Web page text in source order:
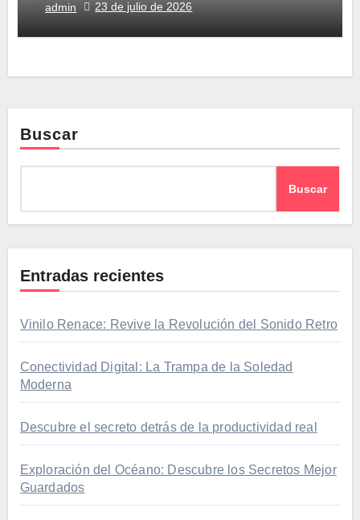
admin 23 de julio de 2026
Buscar
Buscar
Entradas recientes
Vinilo Renace: Revive la Revolución del Sonido Retro
Conectividad Digital: La Trampa de la Soledad
Moderna
Descubre el secreto detrás de la productividad real
Exploración del Océano: Descubre los Secretos Mejor
Guardados